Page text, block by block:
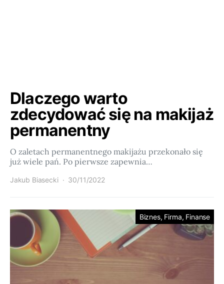
Dlaczego warto
zdecydować się na makijaż
permanentny
O zaletach permanentnego makijażu przekonało się
już wiele pań. Po pierwsze zapewnia…
Jakub Biasecki 30/11/2022
Biznes, Firma, Finanse